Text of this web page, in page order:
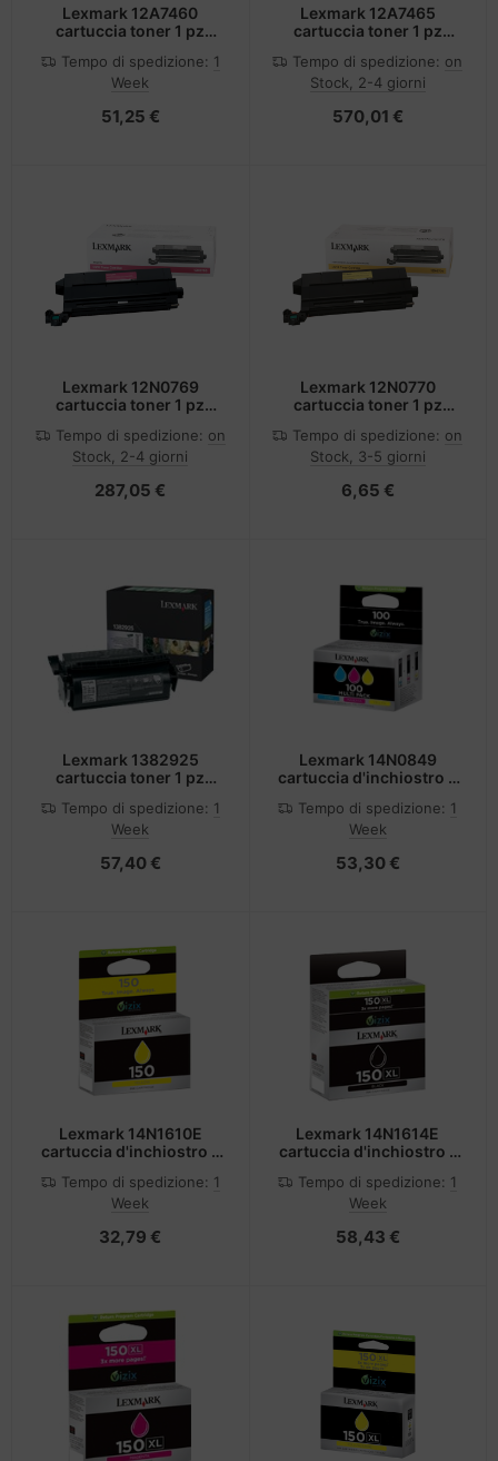
Lexmark 12A7460
cartuccia toner 1 pz
Tempo di spedizione: 1
Week
51,25 €
Lexmark 12A7465
cartuccia toner 1 pz
Tempo di spedizione: on
Stock, 2-4 giorni
570,01 €
Lexmark 12N0769
cartuccia toner 1 pz
Tempo di spedizione: on
Stock, 2-4 giorni
287,05 €
Lexmark 12N0770
cartuccia toner 1 pz
Tempo di spedizione: on
Stock, 3-5 giorni
6,65 €
Lexmark 1382925
cartuccia toner 1 pz
Tempo di spedizione: 1
Week
57,40 €
Lexmark 14N0849
cartuccia d'inchiostro 3
Magenta, Giallo
Tempo di spedizione: 1
Week
53,30 €
Lexmark 14N1610E
cartuccia d'inchiostro 1
(XL) Giallo
Tempo di spedizione: 1
Week
32,79 €
Lexmark 14N1614E
cartuccia d'inchiostro 1
(XL) Nero
Tempo di spedizione: 1
Week
58,43 €